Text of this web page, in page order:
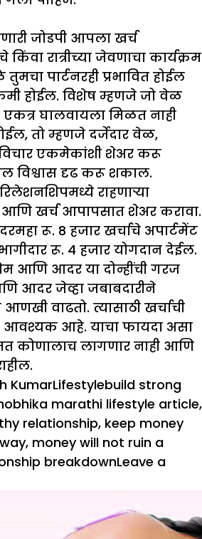
जोडपी आपला खर्च
किंवा रात्रीच्या जेवणाचा कार्यक्रम
पार्टनरही प्रभावित होईल
होईल. विशेष म्हणजे जो वेळ
एकत्र घालवायला मिळत नाही
तो म्हणजे दर्जेदार वेळ,
एकमेकांशी शेअर करू
विश्वास दृढ करू शकाल.
राहणाऱ्या
आणि खर्च आपापसात शेअर करावा.
रू. 8 हजार खर्चाचे अपार्टमेंट
रू. 4 हजार योगदान देईल.
आणि आदर या दोन्हींची गरज
आदर जेव्हा जबाबदारीने
आणखी वाढतो. त्यासाठी खर्चाची
आवश्यक आहे. याचा फायदा असा
कोणालाच लागणार नाही आणि
KumarCategories
LifestyleTags
build strong
marathi lifestyle article,
relationship, keep money
, money will not ruin a
breakdownLeave a